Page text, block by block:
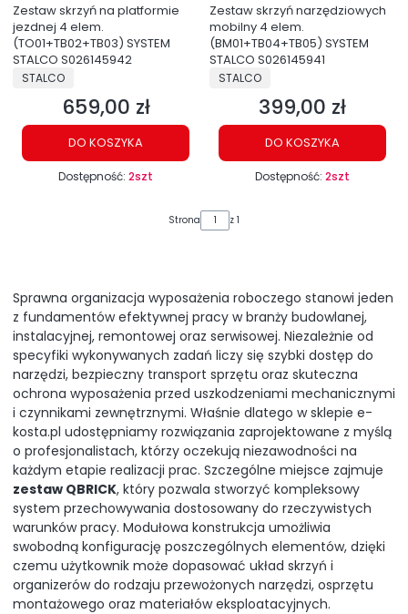
Zestaw skrzyń na platformie
jezdnej 4 elem.
(TO01+TB02+TB03) SYSTEM
STALCO S026145942
PRODUCENT
STALCO
Cena
659,00 zł
DO KOSZYKA
Dostępność: 2szt
Zestaw skrzyń narzędziowych
mobilny 4 elem.
(BM01+TB04+TB05) SYSTEM
STALCO S026145941
PRODUCENT
STALCO
Cena
399,00 zł
DO KOSZYKA
Dostępność: 2szt
Strona z 1
Sprawna organizacja wyposażenia roboczego stanowi jeden
z fundamentów efektywnej pracy w branży budowlanej,
instalacyjnej, remontowej oraz serwisowej. Niezależnie od
specyfiki wykonywanych zadań liczy się szybki dostęp do
narzędzi, bezpieczny transport sprzętu oraz skuteczna
ochrona wyposażenia przed uszkodzeniami mechanicznymi
i czynnikami zewnętrznymi. Właśnie dlatego w sklepie e-
kosta.pl udostępniamy rozwiązania zaprojektowane z myślą
o profesjonalistach, którzy oczekują niezawodności na
każdym etapie realizacji prac. Szczególne miejsce zajmuje
zestaw QBRICK, który pozwala stworzyć kompleksowy
system przechowywania dostosowany do rzeczywistych
warunków pracy. Modułowa konstrukcja umożliwia
swobodną konfigurację poszczególnych elementów, dzięki
czemu użytkownik może dopasować układ skrzyń i
organizerów do rodzaju przewożonych narzędzi, osprzętu
montażowego oraz materiałów eksploatacyjnych.